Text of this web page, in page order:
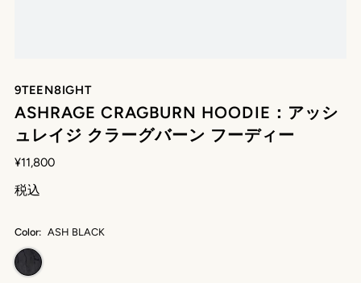
9TEEN8IGHT
ASHRAGE CRAGBURN HOODIE：アッシ
ュレイジ クラーグバーン フーディー
¥11,800
税込
Color: ASH BLACK